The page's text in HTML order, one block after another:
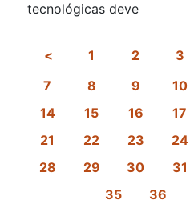
tecnológicas deve
1 2 3
7
8 9 10
14
15 16 17
21
22 23 24
28
29 30 31
35
36